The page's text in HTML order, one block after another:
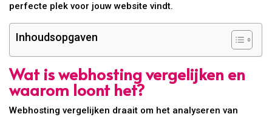
perfecte plek voor jouw website vindt.
Inhoudsopgaven
Wat is webhosting vergelijken en
waarom loont het?
Webhosting vergelijken draait om het analyseren van